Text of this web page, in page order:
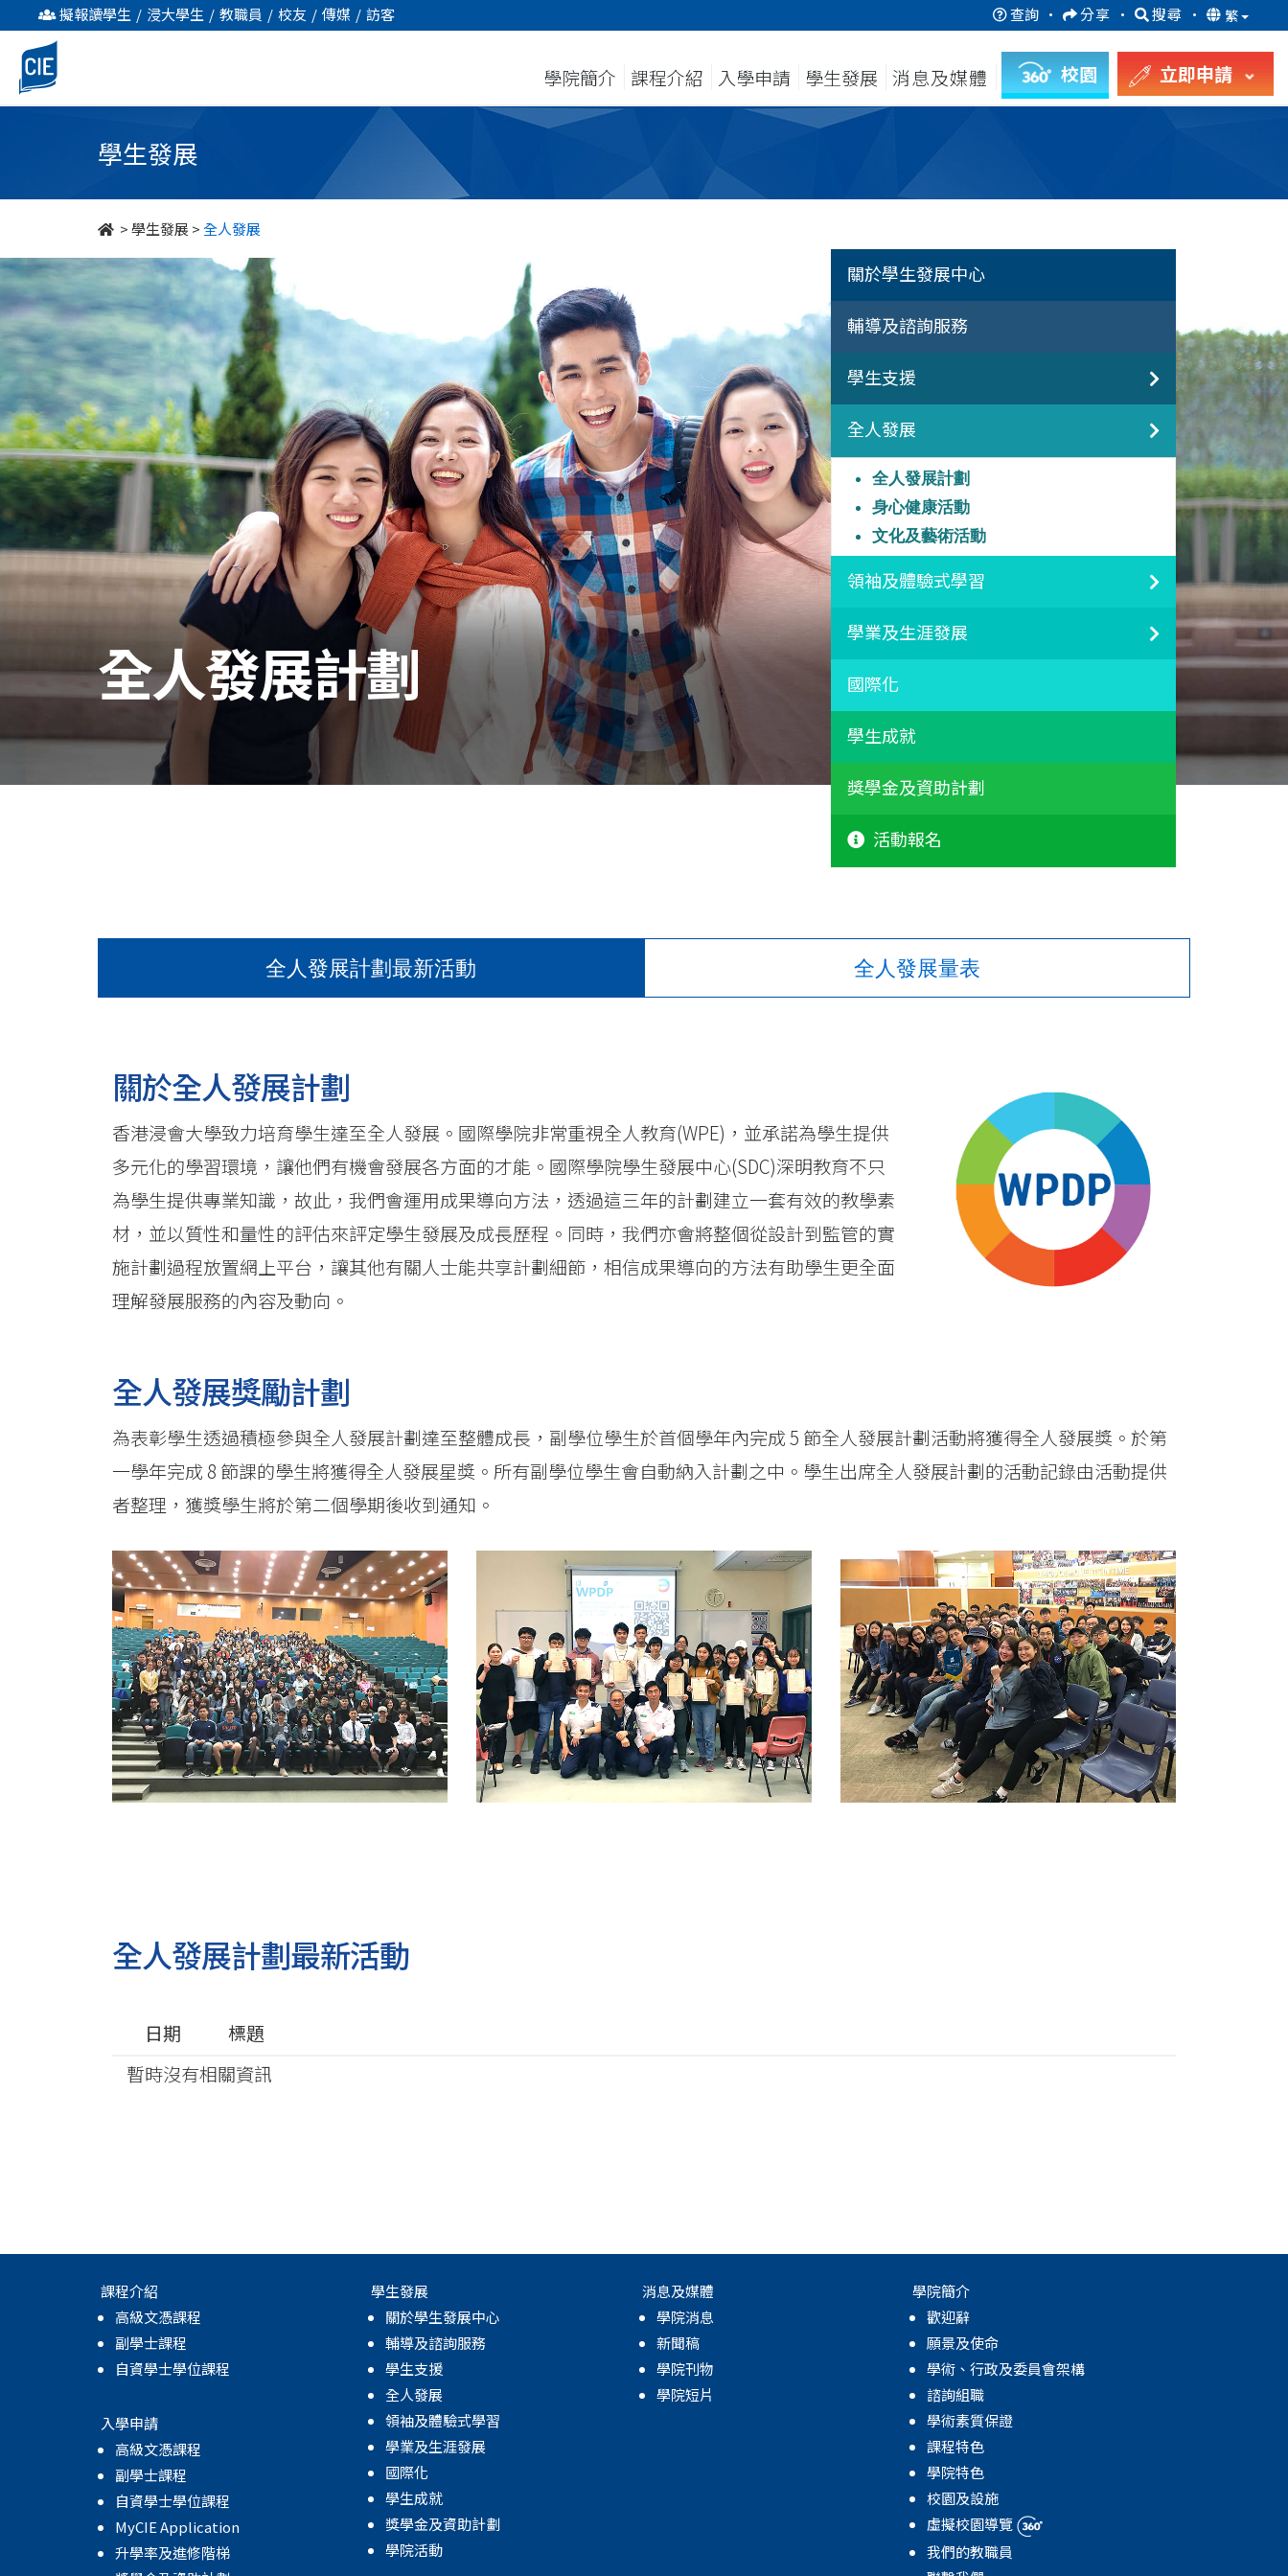
全
人
發
生
發
展
-
國
際
學
院
香
港
擬報讀學生 / 浸大學生 / 教職員 / 校友 / 傳媒 / 訪客 查詢 · 分享 · 搜尋 · 繁
學院簡介 課程介紹 入學申請 學生發展 消息及媒體 校園 立即申請
學生發展
>學生發展 >全人發展
關於學生發展中心
輔導及諮詢服務
學生支援
全人發展
全人發展計劃
身心健康活動
文化及藝術活動
領袖及體驗式學習
學業及生涯發展
國際化
學生成就
獎學金及資助計劃
活動報名
全人發展計劃
全人發展計劃最新活動 全人發展量表
關於全人發展計劃
香港浸會大學致力培育學生達至全人發展。國際學院非常重視全人教育(WPE)，並承諾為學生提供
多元化的學習環境，讓他們有機會發展各方面的才能。國際學院學生發展中心(SDC)深明教育不只
為學生提供專業知識，故此，我們會運用成果導向方法，透過這三年的計劃建立一套有效的教學素
材，並以質性和量性的評估來評定學生發展及成長歷程。同時，我們亦會將整個從設計到監管的實
施計劃過程放置網上平台，讓其他有關人士能共享計劃細節，相信成果導向的方法有助學生更全面
理解發展服務的內容及動向。
全人發展獎勵計劃
為表彰學生透過積極參與全人發展計劃達至整體成長，副學位學生於首個學年內完成 5 節全人發展計劃活動將獲得全人發展獎。於第
一學年完成 8 節課的學生將獲得全人發展星獎。所有副學位學生會自動納入計劃之中。學生出席全人發展計劃的活動記錄由活動提供
者整理，獲獎學生將於第二個學期後收到通知。
全人發展計劃最新活動
日期
標題
暫時沒有相關資訊
課程介紹
高級文憑課程
副學士課程
自資學士學位課程
入學申請
高級文憑課程
副學士課程
自資學士學位課程
MyCIE Application
升學率及進修階梯
學生發展
關於學生發展中心
輔導及諮詢服務
學生支援
全人發展
領袖及體驗式學習
學業及生涯發展
國際化
學生成就
獎學金及資助計劃
學院活動
消息及媒體
學院消息
新聞稿
學院刊物
學院短片
學院簡介
歡迎辭
願景及使命
學術、行政及委員會架構
諮詢組職
學術素質保證
課程特色
學院特色
校園及設施
虛擬校園導覽
我們的教職員